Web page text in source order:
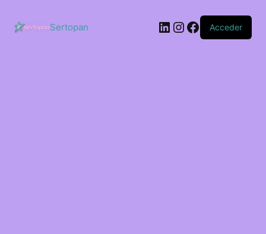
contenido
Sertopan LinkedIn
Instagram
Facebook
Acceder